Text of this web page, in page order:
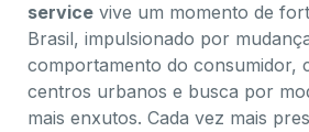
service vive um momento de
Brasil, impulsionado por
comportamento do consumidor,
centros urbanos e busca por
mais enxutos. Cada vez mais